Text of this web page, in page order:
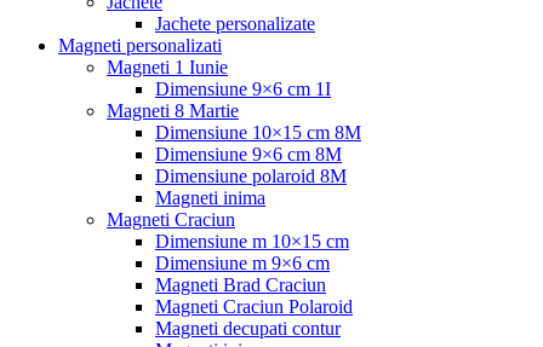
Jachete personalizate
Magneti personalizati
Magneti 1 Iunie
Dimensiune 9×6 cm 1I
Magneti 8 Martie
Dimensiune 10×15 cm 8M
Dimensiune 9×6 cm 8M
Dimensiune polaroid 8M
Magneti inima
Magneti Craciun
Dimensiune m 10×15 cm
Dimensiune m 9×6 cm
Magneti Brad Craciun
Magneti Craciun Polaroid
Magneti decupati contur